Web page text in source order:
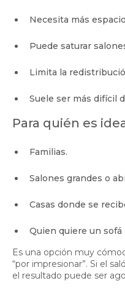
Necesita más
Puede saturar
Limita la
Suele ser más difícil
Para quién es
Familias.
Salones grandes o
Casas donde se
Quien quiere un sofá
Es una opción muy
“por impresionar”. Si el
el resultado puede ser